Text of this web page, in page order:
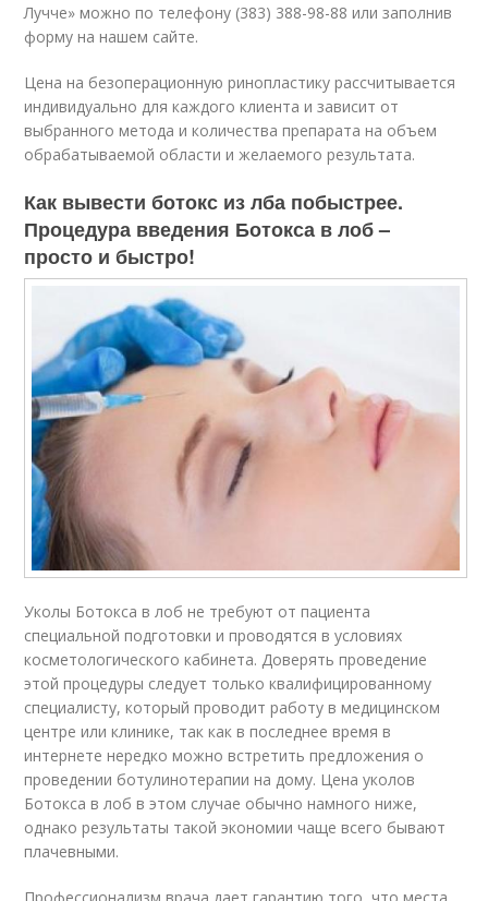
Лучче» можно по телефону (383) 388-98-88 или заполнив
форму на нашем сайте.
Цена на безоперационную ринопластику рассчитывается
индивидуально для каждого клиента и зависит от
выбранного метода и количества препарата на объем
обрабатываемой области и желаемого результата.
Как вывести ботокс из лба побыстрее.
Процедура введения Ботокса в лоб –
просто и быстро!
Уколы Ботокса в лоб не требуют от пациента
специальной подготовки и проводятся в условиях
косметологического кабинета. Доверять проведение
этой процедуры следует только квалифицированному
специалисту, который проводит работу в медицинском
центре или клинике, так как в последнее время в
интернете нередко можно встретить предложения о
проведении ботулинотерапии на дому. Цена уколов
Ботокса в лоб в этом случае обычно намного ниже,
однако результаты такой экономии чаще всего бывают
плачевными.